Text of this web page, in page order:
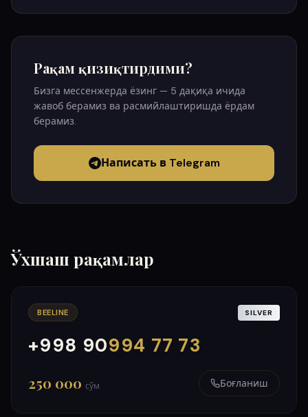
Рақам қизиқтирдими?
Бизга мессенжерда ёзинг — 5 дақиқа ичида
жавоб берамиз ва расмийлаштиришда ёрдам
берамиз.
Написать в Telegram
Ўхшаш рақамлар
BEELINE SILVER
+998 90994 77 73
000
999
250 000 сўм Боғланиш